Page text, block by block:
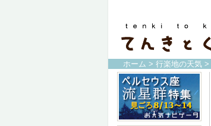
ホーム > 行楽地の天気 >